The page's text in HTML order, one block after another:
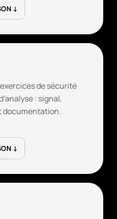
↓
de sécurité
: signal,
documentation.
↓